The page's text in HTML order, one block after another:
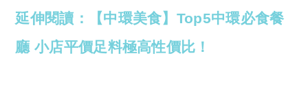
延伸閱讀：【中環美食】Top5中環必食餐
廳 小店平價足料極高性價比！